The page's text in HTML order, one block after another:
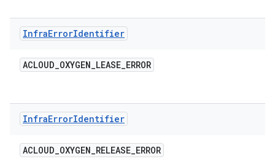
InfraErrorIdentifier
ACLOUD_OXYGEN_LEASE_ERROR
InfraErrorIdentifier
ACLOUD_OXYGEN_RELEASE_ERROR